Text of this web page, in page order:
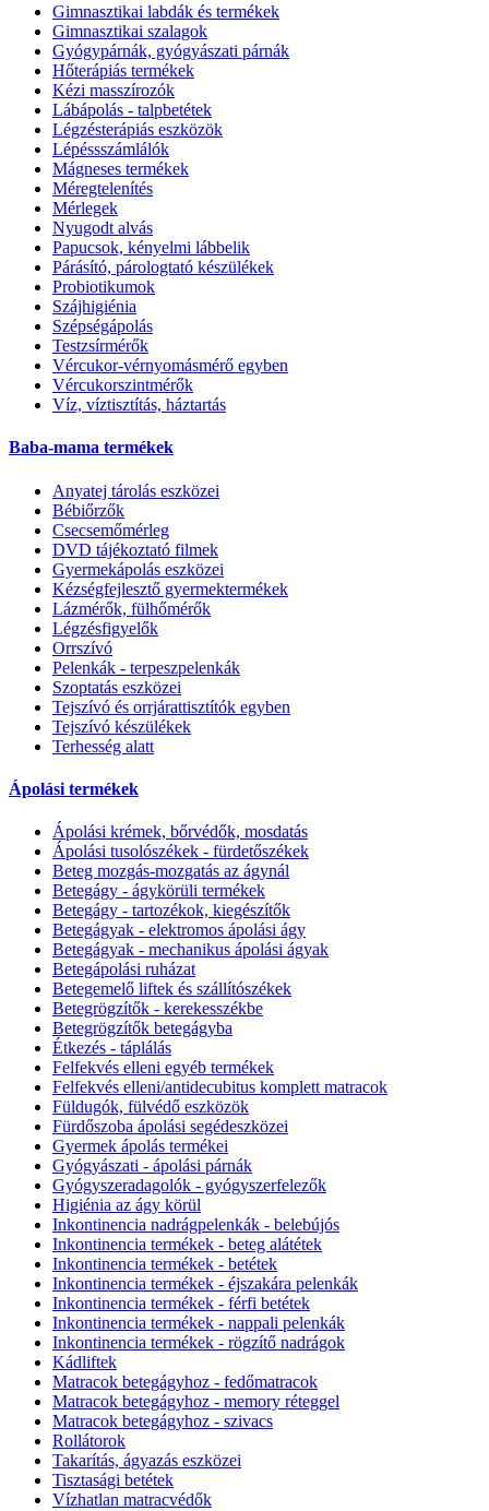
Gimnasztikai labdák és termékek
Gimnasztikai szalagok
Gyógypárnák, gyógyászati párnák
Hőterápiás termékek
Kézi masszírozók
Lábápolás - talpbetétek
Légzésterápiás eszközök
Lépéssszámlálók
Mágneses termékek
Méregtelenítés
Mérlegek
Nyugodt alvás
Papucsok, kényelmi lábbelik
Párásító, párologtató készülékek
Probiotikumok
Szájhigiénia
Szépségápolás
Testzsírmérők
Vércukor-vérnyomásmérő egyben
Vércukorszintmérők
Víz, víztisztítás, háztartás
Baba-mama termékek
Anyatej tárolás eszközei
Bébiőrzők
Csecsemőmérleg
DVD tájékoztató filmek
Gyermekápolás eszközei
Kézségfejlesztő gyermektermékek
Lázmérők, fülhőmérők
Légzésfigyelők
Orrszívó
Pelenkák - terpeszpelenkák
Szoptatás eszközei
Tejszívó és orrjárattisztítók egyben
Tejszívó készülékek
Terhesség alatt
Ápolási termékek
Ápolási krémek, bőrvédők, mosdatás
Ápolási tusolószékek - fürdetőszékek
Beteg mozgás-mozgatás az ágynál
Betegágy - ágykörüli termékek
Betegágy - tartozékok, kiegészítők
Betegágyak - elektromos ápolási ágy
Betegágyak - mechanikus ápolási ágyak
Betegápolási ruházat
Betegemelő liftek és szállítószékek
Betegrögzítők - kerekesszékbe
Betegrögzítők betegágyba
Étkezés - táplálás
Felfekvés elleni egyéb termékek
Felfekvés elleni/antidecubitus komplett matracok
Füldugók, fülvédő eszközök
Fürdőszoba ápolási segédeszközei
Gyermek ápolás termékei
Gyógyászati - ápolási párnák
Gyógyszeradagolók - gyógyszerfelezők
Higiénia az ágy körül
Inkontinencia nadrágpelenkák - belebújós
Inkontinencia termékek - beteg alátétek
Inkontinencia termékek - betétek
Inkontinencia termékek - éjszakára pelenkák
Inkontinencia termékek - férfi betétek
Inkontinencia termékek - nappali pelenkák
Inkontinencia termékek - rögzítő nadrágok
Kádliftek
Matracok betegágyhoz - fedőmatracok
Matracok betegágyhoz - memory réteggel
Matracok betegágyhoz - szivacs
Rollátorok
Takarítás, ágyazás eszközei
Tisztasági betétek
Vízhatlan matracvédők